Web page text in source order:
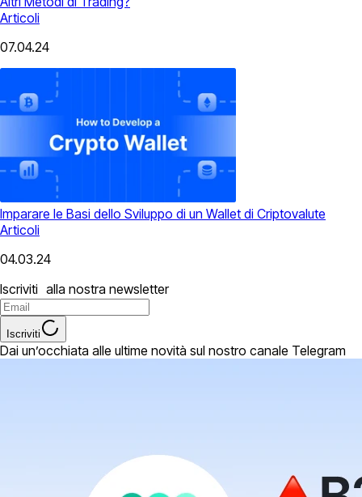
Articoli
07.04.24
Imparare le Basi dello Sviluppo di un Wallet di Criptovalute
Articoli
04.03.24
Iscriviti alla nostra newsletter
Iscriviti
Dai un’occhiata alle ultime novità sul nostro canale Telegram